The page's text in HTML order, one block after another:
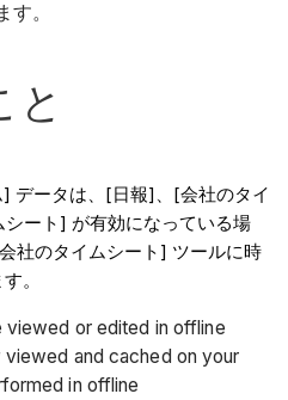
。
と
データは、[日報]、[会社のタイ
ート] が有効になっている場
社のタイムシート] ツールに時
。
viewed or edited in offline
and cached on your
in offline